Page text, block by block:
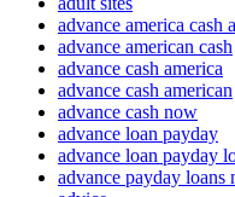
advance america cash
advance american cash
advance cash america
advance cash american
advance cash now
advance loan payday
advance loan payday
advance payday loans